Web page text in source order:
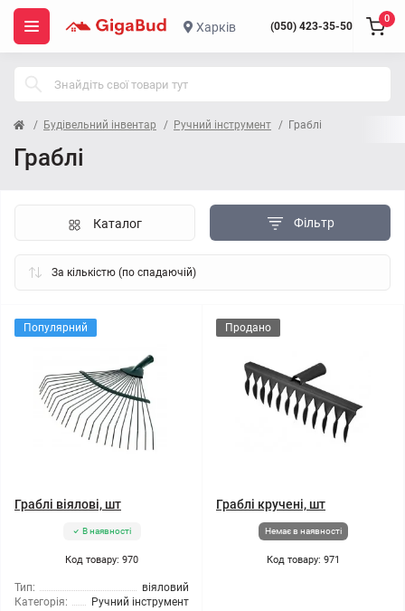
Харків (050) 423-35-50
0
Будівельний інвентар Ручний інструмент Граблі
Граблі
Фільтр
Каталог
Популярний
Граблі віялові, шт
В наявності
Код товару: 970
Тип:
віяловий
Категорія:
Ручний інструмент
Продано
Граблі кручені, шт
Немає в наявності
Код товару: 971